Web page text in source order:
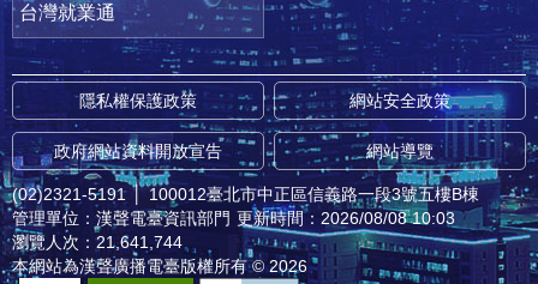
台灣就業通
隱私權保護政策 網站安全政策
政府網站資料開放宣告 網站導覽
(02)2321-5191 │ 100012臺北市中正區信義路一段3號五樓B棟
管理單位：漢聲電臺資訊部門 更新時間：2026/08/08 10:03
瀏覽人次：21,641,744
本網站為漢聲廣播電臺版權所有 © 2026